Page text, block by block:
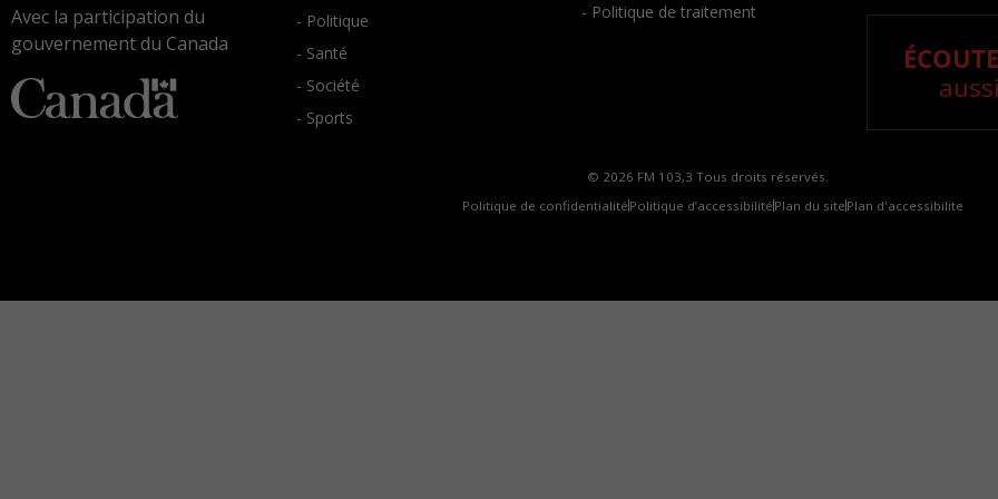
Avec la participation du
gouvernement du Canada
- Politique
- Santé
- Société
- Sports
- Politique de traitement
© 2026 FM 103,3 Tous droits réservés.
Politique de confidentialité Politique d’accessibilité Plan du site Plan d'accessibilite